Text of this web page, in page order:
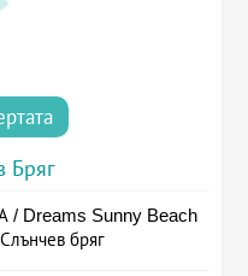
Бряг
/ Dreams Sunny Beach
бряг